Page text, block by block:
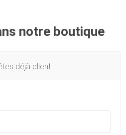
notre boutique
déjà client